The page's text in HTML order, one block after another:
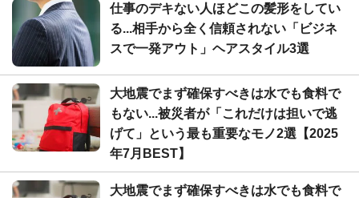
仕事のデキない人ほどこの髪形をしてい
る...相手から全く信頼されない「ビジネ
スで一発アウト」ヘアスタイル3選
大地震でまず確保すべきは水でも食料で
もない...被災者が「これだけは担いで逃
げて」という最も重要なモノ2選【2025
年7月BEST】
大地震でまず確保すべきは水でも食料で